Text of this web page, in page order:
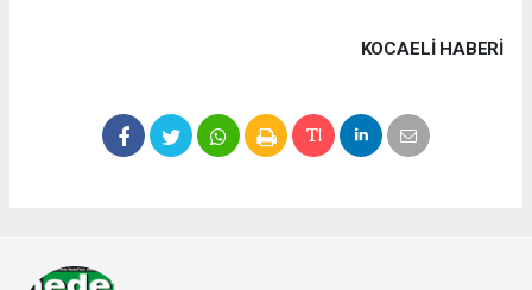
KOCAELI HABERİ